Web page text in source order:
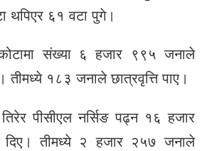
थपिएर ६१ वटा पुगे।
कोटामा संख्या ६ हजार ९९५ जनाले
तीमध्ये १८३ जनाले छात्रवृत्ति पाए।
पीसीएल नर्सिङ पढ्न १६ हजार
तीमध्ये २ हजार २५७ जनाले